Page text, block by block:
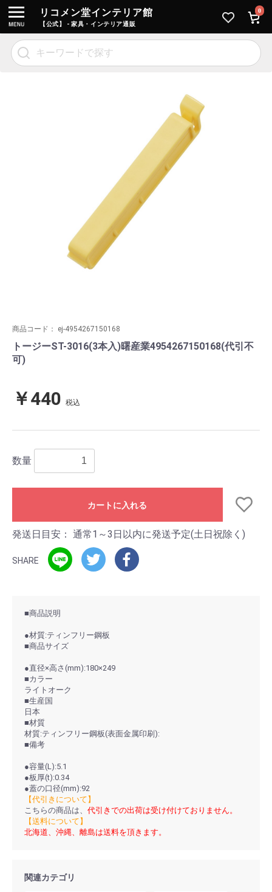
リコメン堂インテリア館
【公式】 - 家具・インテリア通販
0
商品コード： ej-4954267150168
トージーST-3016(3本入)曙産業4954267150168(代引不
可)
￥440 税込
数量
カートに入れる
発送日目安： 通常1～3日以内に発送予定(土日祝除く)
SHARE
■商品説明
●材質:ティンフリー鋼板
■商品サイズ
●直径×高さ(mm):180×249
■カラー
ライトオーク
■生産国
日本
■材質
材質:ティンフリー鋼板(表面金属印刷):
■備考
●容量(L):5.1
●板厚(t):0.34
●蓋の口径(mm):92
【代引きについて】
こちらの商品は、 代引きでの出荷は受け付けておりません。
【送料について】
北海道、沖縄、離島は送料を頂きます。
関連カテゴリ